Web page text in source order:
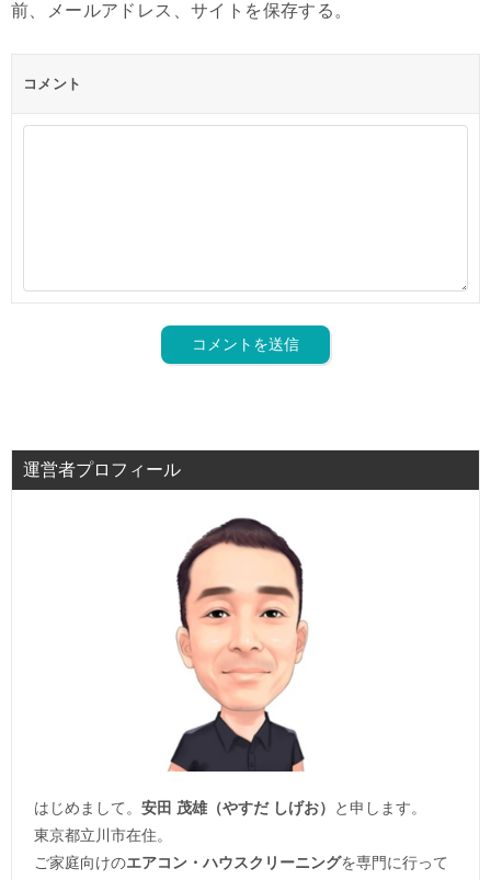
前、メールアドレス、サイトを保存する。
コメント
運営者プロフィール
はじめまして。 安田 茂雄（やすだ しげお）
と申します。
東京都立川市在住。
ご家庭向けのエアコン・ハウスクリーニングを専門に行って